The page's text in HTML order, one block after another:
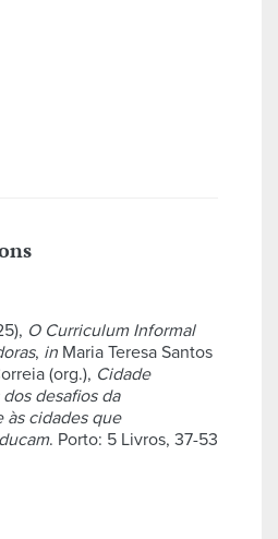
O Curriculum Informal
, in Maria Teresa Santos
(org.), Cidade
desafios da
às cidades que
. Porto: 5 Livros, 37-53